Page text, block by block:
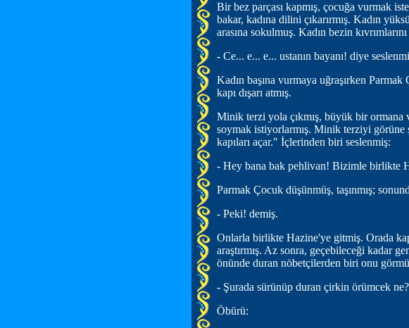
Bir bez parçası kapmış, çocuğa vurmak
bakar, kadına dilini çıkarırmış. Kadın
arasına sokulmuş. Kadın bezin
- Ce... e... e... ustanın bayanı! diye
Kadın başına vurmaya uğraşırken
kapı dışarı atmış.
Minik terzi yola çıkmış, büyük bir ormana
soymak istiyorlarmış. Minik terziyi
kapıları açar." İçlerinden biri seslenmiş:
- Hey bana bak pehlivan! Bizimle birlikte
Parmak Çocuk düşünmüş, taşınmış;
- Peki! demiş.
Onlarla birlikte Hazine'ye gitmiş. Orada
araştırmış. Az sonra, geçebileceği kadar
önünde duran nöbetçilerden biri onu
- Şurada sürünüp duran çirkin örümcek
Öbürü: